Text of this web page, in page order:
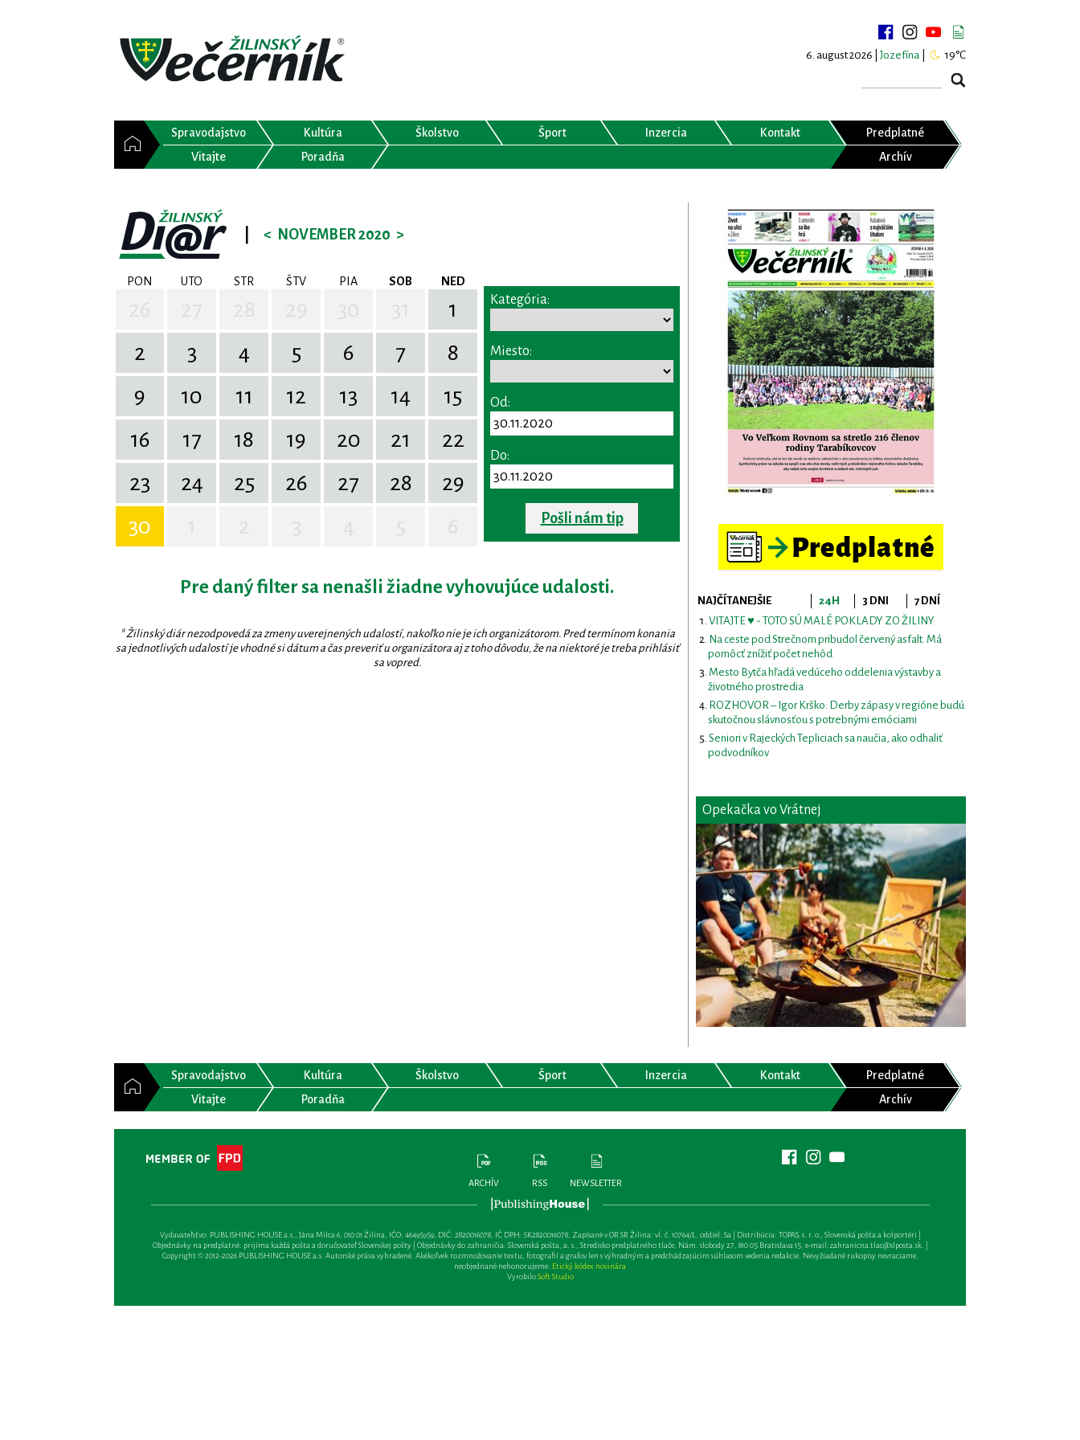
6. august 2026 | Jozefína 19°C
Spravodajstvo Kultúra Školstvo Šport Inzercia Kontakt
Predplatné
Vitajte
Poradňa Archív
< NOVEMBER 2020 >
PON UTO STR ŠTV PIA SOB NED
1
2
3 4 5 6 7
8
9
10 11 12 13 14
15
16
17 18 19 20 21
22
23
24 25 26 27 28
29
30
Kategória:
Miesto:
Od:
Do:
Pošli nám tip
Pre daný filter sa nenašli žiadne vyhovujúce udalosti.
* Žilinský diár nezodpovedá za zmeny uverejnených udalostí, nakoľko nie je ich organizátorom. Pred termínom konania
sa jednotlivých udalostí je vhodné si dátum a čas preveriť u organizátora aj z toho dôvodu, že na niektoré je treba prihlásiť
sa vopred.
NAJČÍTANEJŠIE 24H 3 DNI
7 DNÍ
VITAJTE ♥ - TOTO SÚ MALÉ POKLADY ZO ŽILINY
Na ceste pod Strečnom pribudol červený asfalt. Má
pomôcť znížiť počet nehôd
Mesto Bytča hľadá vedúceho oddelenia výstavby a
životného prostredia
ROZHOVOR – Igor Krško: Derby zápasy v regióne budú
skutočnou slávnosťou s potrebnými emóciami
Seniori v Rajeckých Tepliciach sa naučia, ako odhaliť
podvodníkov
Opekačka vo Vrátnej
Spravodajstvo Kultúra Školstvo Šport Inzercia Kontakt
Predplatné
Vitajte
Poradňa Archív
ARCHÍV RSS NEWSLETTER
Vydavateľsťvo: PUBLISHING HOUSE a.s., Jána Milca 6, 010 01 Žilina, IČO: 46495959, DIČ: 2820016078, IČ DPH: SK2820016078, Zapísané v OR SR Žilina: vl. č. 10764/L, oddiel: Sa | Distribúcia: TOPAS, s. r. o., Slovenská pošta a kolportéri |
Objednávky na predplatné: prijíma každá pošta a doručovateľ Slovenskej pošty | Objednávky do zahraničia: Slovenská pošta, a. s., Stredisko predplatného tlače, Nám. slobody 27, 810 05 Bratislava 15, e-mail:zahranicna.tlac@slposta.sk. |
Copyright © 2012-2026 PUBLISHING HOUSE a.s. Autorské práva vyhradené. Akékoľvek rozmnožovanie textu, fotografií a grafov len s výhradným a predchádzajúcim súhlasom vedenia redakcie. Nevyžiadané rukopisy nevraciame,
neobjednané nehonorujeme. Etický kódex novinára
VyrobiloSoft Studio